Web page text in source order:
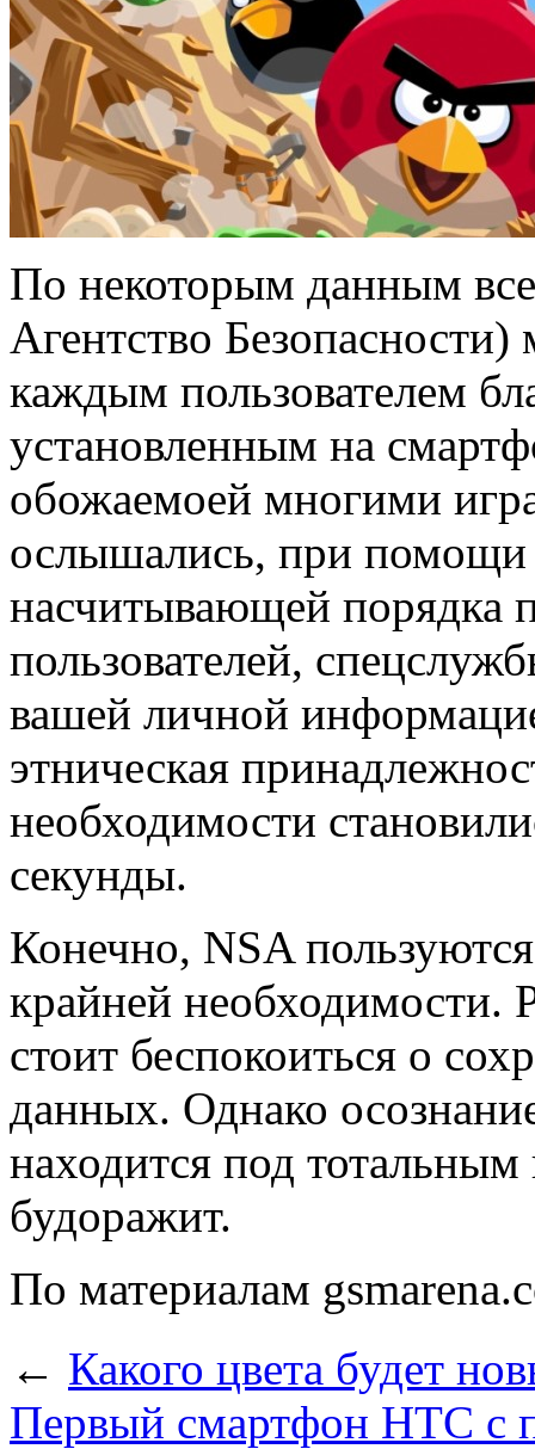
По некоторым данным
Агентство Безопасности)
каждым пользователем
установленным на
обожаемоей многими
ослышались, при
насчитывающей порядка
пользователей,
вашей личной
этническая
необходимости
секунды.
Конечно, NSA
крайней необходимости.
стоит беспокоиться о
данных. Однако
находится под тотальным
будоражит.
По материалам
← Какого цвета будет
Первый смартфон НТС с